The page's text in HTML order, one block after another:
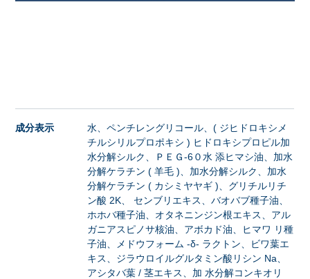
成分表示
水、ペンチレングリコール、( ジヒドロキシメ
チルシリルプロポキシ ) ヒドロキシプロピル加
水分解シルク、ＰＥＧ‐6０水 添ヒマシ油、加水
分解ケラチン ( 羊毛 )、加水分解シルク、加水
分解ケラチン ( カシミヤヤギ )、グリチルリチ
ン酸 2K、 センブリエキス、バオバブ種子油、
ホホバ種子油、オタネニンジン根エキス、アル
ガニアスピノサ核油、アボカド油、ヒマワ リ種
子油、メドウフォーム -δ- ラクトン、ビワ葉エ
キス、ジラウロイルグルタミン酸リシン Na、
アシタバ葉 / 茎エキス、加 水分解コンキオリ